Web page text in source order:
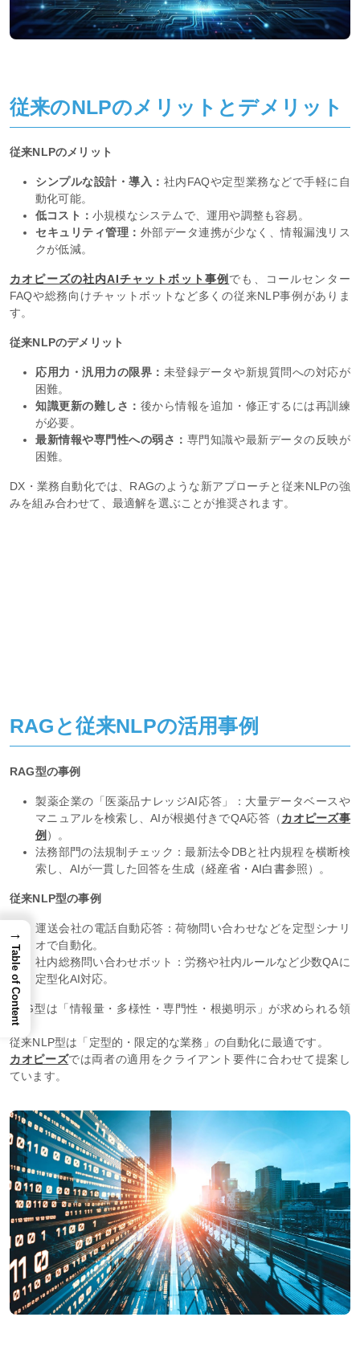
従来のNLPのメリットとデメリット
従来NLPのメリット
シンプルな設計・導入： 社内FAQや定型業務などで手軽に自
動化可能。
低コスト： 小規模なシステムで、運用や調整も容易。
セキュリティ管理： 外部データ連携が少なく、情報漏洩リス
クが低減。
カオピーズの社内AIチャットボット事例 でも、コールセンター
FAQや総務向けチャットボットなど多くの従来NLP事例がありま
す。
従来NLPのデメリット
応用力・汎用力の限界： 未登録データや新規質問への対応が
困難。
知識更新の難しさ： 後から情報を追加・修正するには再訓練
が必要。
最新情報や専門性への弱さ： 専門知識や最新データの反映が
困難。
DX・業務自動化では、RAGのような新アプローチと従来NLPの強
みを組み合わせて、最適解を選ぶことが推奨されます。
RAGと従来NLPの活用事例
RAG型の事例
マニュアルを検索し、AIが根拠付きでQA応答（
例）。
法務部門の法規制チェック：最新法令DBと社内規程を横断検
索し、AIが一貫した回答を生成（経産省・AI白書 参照）。
従来NLP型の事例
運送会社の電話自動応答：荷物問い合わせなどを定型シナリ
社内総務問い合わせボット：労務や社内ルールなど少数QAに
定型化AI対応。
域、
従来NLP型は「定型的・限定的な業務」の自動化に最適です。
カオピーズでは両者の適用をクライアント要件に合わせて提案し
ています。
→
Table of Content